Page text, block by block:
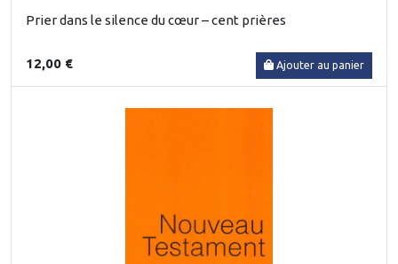
Prier dans le silence du cœur – cent prières
12,00 € Ajouter au panier